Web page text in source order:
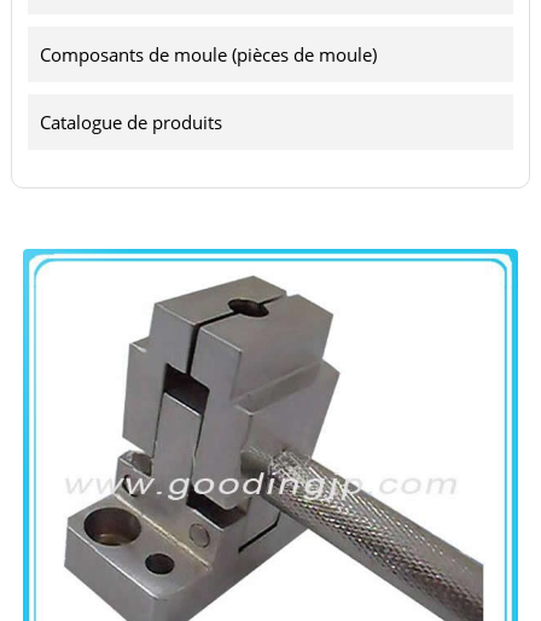
Composants de moule (pièces de moule)
Catalogue de produits